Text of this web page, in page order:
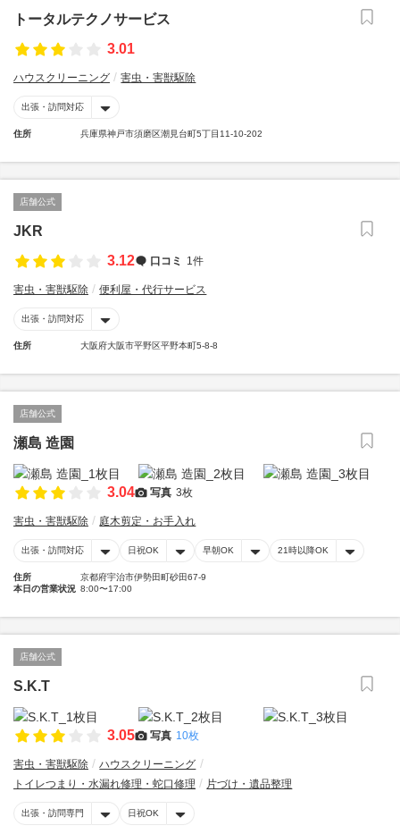
トータルテクノサービス
3.01
ハウスクリーニング 害虫・害獣駆除
出張・訪問対応
住所 兵庫県神戸市須磨区潮見台町5丁目11-10-202
店舗公式
JKR
3.12
口コミ 1件
害虫・害獣駆除 便利屋・代行サービス
出張・訪問対応
住所 大阪府大阪市平野区平野本町5-8-8
店舗公式
瀬島 造園
3.04 写真 3枚
害虫・害獣駆除 庭木剪定・お手入れ
出張・訪問対応 日祝OK 早朝OK 21時以降OK
住所
京都府宇治市伊勢田町砂田67-9
本日の営業状況 8:00〜17:00
店舗公式
S.K.T
3.05 写真 10枚
害虫・害獣駆除
ハウスクリーニング
トイレつまり・水漏れ修理・蛇口修理
片づけ・遺品整理
出張・訪問専門 日祝OK